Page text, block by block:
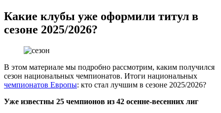
Какие клубы уже оформили титул в
сезоне 2025/2026?
В этом материале мы подробно рассмотрим, каким получился
сезон национальных чемпионатов. Итоги национальных
чемпионатов Европы: кто стал лучшим в сезоне 2025/2026?
Уже известны 25 чемпионов из 42 осенне‑весенних лиг